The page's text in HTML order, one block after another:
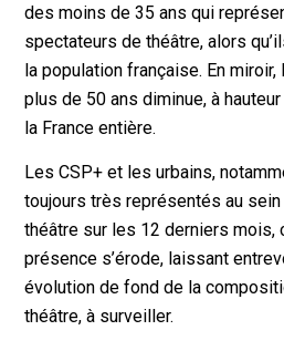
des moins de 35 ans qui
spectateurs de théâtre, alors
la population française. En
plus de 50 ans diminue, à
la France entière.
Les CSP+ et les urbains,
toujours très représentés au
théâtre sur les 12 derniers mois,
présence s’érode, laissant
évolution de fond de la
théâtre, à surveiller.